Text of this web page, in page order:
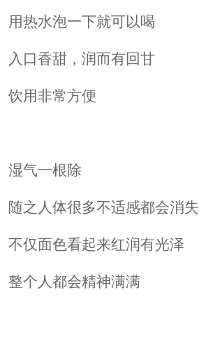
用热水泡一下就可以喝
入口香甜，润而有回甘
饮用非常方便
湿气一根除
随之人体很多不适感都会消失
不仅面色看起来红润有光泽
整个人都会精神满满